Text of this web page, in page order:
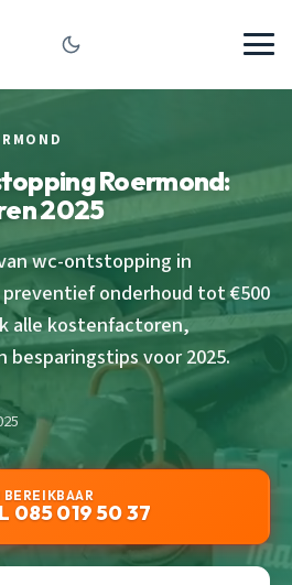
Roermond:
2025
wc-ontstopping in
preventief onderhoud tot €500
alle kostenfactoren,
besparingstips voor 2025.
BEREIKBAAR
085 019 50 37